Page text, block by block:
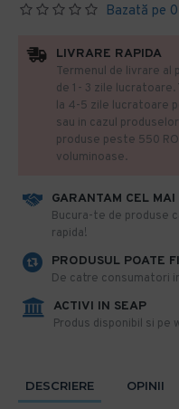
Bazată pe
GARANTAM CEL
​Bucura-te de produse
rapida!
PRODUSUL POATE
De catre consumatori
ACTIVI IN SEAP
Produs disponibil si pe
LIVRARE RAPIDA
Termenul de livrare
de 1- 3 zile
la 4-5 zile lucratoare
sau in cazul
produse peste 550
voluminoase.
DESCRIERE OPINII